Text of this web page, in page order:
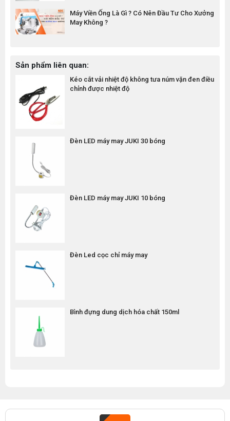
Máy Viền Ống Là Gì ? Có Nên Đầu Tư Cho Xưởng
May Không ?
Sản phẩm liên quan:
Kéo cắt vải nhiệt độ không tưa núm vặn đen điều
chỉnh được nhiệt độ
Đèn LED máy may JUKI 30 bóng
Đèn LED máy may JUKI 10 bóng
Đèn Led cọc chỉ máy may
Bình đựng dung dịch hóa chất 150ml